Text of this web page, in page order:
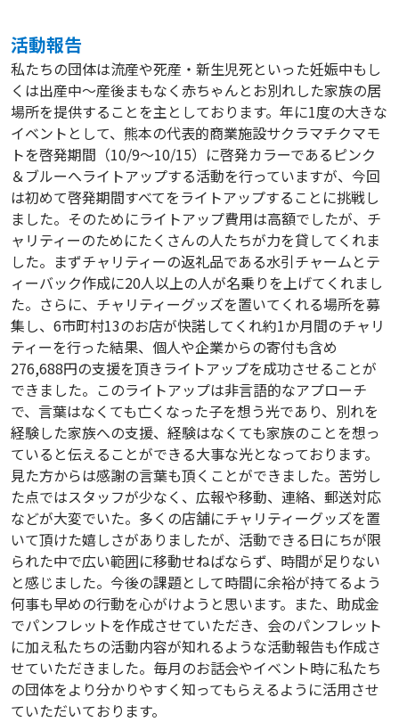
活動報告
私たちの団体は流産や死産・新生児死といった妊娠中もし
くは出産中～産後まもなく赤ちゃんとお別れした家族の居
場所を提供することを主としております。年に1度の大きな
イベントとして、熊本の代表的商業施設サクラマチクマモ
トを啓発期間（10/9～10/15）に啓発カラーであるピンク
＆ブルーへライトアップする活動を行っていますが、今回
は初めて啓発期間すべてをライトアップすることに挑戦し
ました。そのためにライトアップ費用は高額でしたが、チ
ャリティーのためにたくさんの人たちが力を貸してくれま
した。まずチャリティーの返礼品である水引チャームとテ
ィーバック作成に20人以上の人が名乗りを上げてくれまし
た。さらに、チャリティーグッズを置いてくれる場所を募
集し、6市町村13のお店が快諾してくれ約1か月間のチャリ
ティーを行った結果、個人や企業からの寄付も含め
276,688円の支援を頂きライトアップを成功させることが
できました。このライトアップは非言語的なアプローチ
で、言葉はなくても亡くなった子を想う光であり、別れを
経験した家族への支援、経験はなくても家族のことを想っ
ていると伝えることができる大事な光となっております。
見た方からは感謝の言葉も頂くことができました。苦労し
た点ではスタッフが少なく、広報や移動、連絡、郵送対応
などが大変でいた。多くの店舗にチャリティーグッズを置
いて頂けた嬉しさがありましたが、活動できる日にちが限
られた中で広い範囲に移動せねばならず、時間が足りない
と感じました。今後の課題として時間に余裕が持てるよう
何事も早めの行動を心がけようと思います。また、助成金
でパンフレットを作成させていただき、会のパンフレット
に加え私たちの活動内容が知れるような活動報告も作成さ
せていただきました。毎月のお話会やイベント時に私たち
の団体をより分かりやすく知ってもらえるように活用させ
ていただいております。